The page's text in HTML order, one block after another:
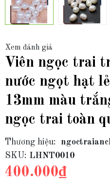
Xem đánh giá
Viên ngọc trai
nước ngọt hạt
13mm màu
ngọc trai toàn
Thương hiệu:
SKU: LHNT0010
400.000₫